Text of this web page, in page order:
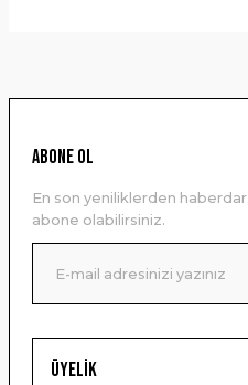
Ürün resmi kalitesiz, bozuk
Ürün bilgilerinde hatalar
Ürün fiyatı diğer sitelerden
Bu ürüne benzer farklı
Üyelik
ABONE OL
En son yeniliklerden
abone olabilirsiniz.